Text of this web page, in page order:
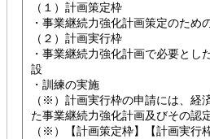
（１）計画策定枠
・事業継続力強化計画策定のため
（２）計画実行枠
・事業継続力強化計画で必要とし
設
・訓練の実施
（※）計画実行枠の申請には、経
た事業継続力強化計画及びその認
（※）【計画策定枠】【計画実行